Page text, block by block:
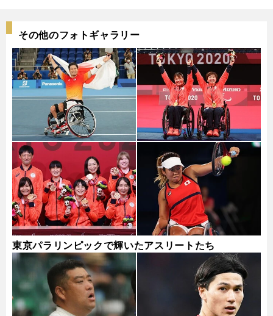
その他のフォトギャラリー
東京パラリンピックで輝いたアスリートたち